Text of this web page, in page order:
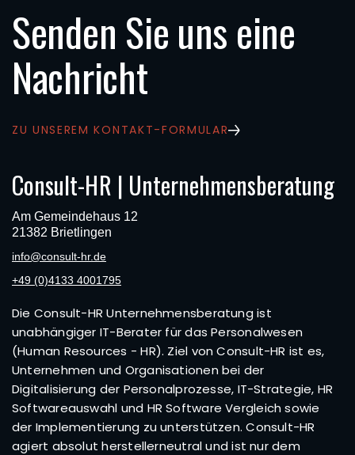
Senden Sie uns eine
Nachricht
ZU UNSEREM KONTAKT-FORMULAR
Consult-HR | Unternehmensberatung
Am Gemeindehaus 12
21382 Brietlingen
info@consult-hr.de
+49 (0)4133 4001795
Die Consult-HR Unternehmensberatung ist
unabhängiger IT-Berater für das Personalwesen
(Human Resources - HR). Ziel von Consult-HR ist es,
Unternehmen und Organisationen bei der
Digitalisierung der Personalprozesse, IT-Strategie, HR
Softwareauswahl und HR Software Vergleich sowie
der Implementierung zu unterstützen. Consult-HR
agiert absolut herstellerneutral und ist nur dem